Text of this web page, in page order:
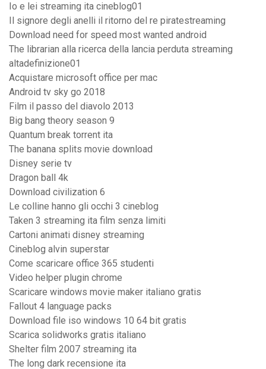
Io e lei streaming ita cineblog01
Il signore degli anelli il ritorno del re piratestreaming
Download need for speed most wanted android
The librarian alla ricerca della lancia perduta streaming
altadefinizione01
Acquistare microsoft office per mac
Android tv sky go 2018
Film il passo del diavolo 2013
Big bang theory season 9
Quantum break torrent ita
The banana splits movie download
Disney serie tv
Dragon ball 4k
Download civilization 6
Le colline hanno gli occhi 3 cineblog
Taken 3 streaming ita film senza limiti
Cartoni animati disney streaming
Cineblog alvin superstar
Come scaricare office 365 studenti
Video helper plugin chrome
Scaricare windows movie maker italiano gratis
Fallout 4 language packs
Download file iso windows 10 64 bit gratis
Scarica solidworks gratis italiano
Shelter film 2007 streaming ita
The long dark recensione ita